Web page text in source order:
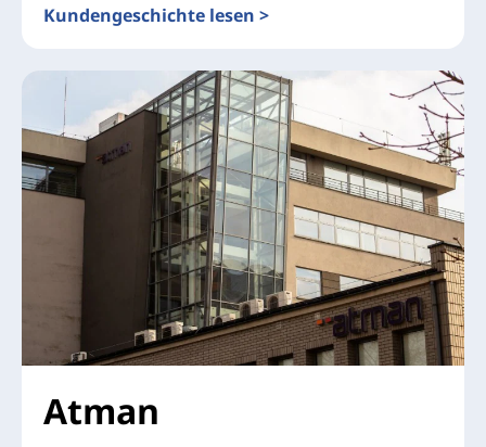
Kundengeschichte lesen >
Atman